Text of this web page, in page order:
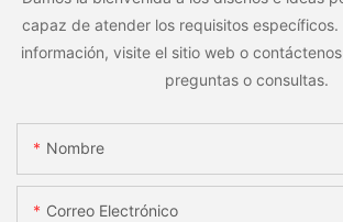
capaz de atender los requisitos específicos.
información, visite el sitio web o
preguntas o consultas.
Nombre
Correo Electrónico